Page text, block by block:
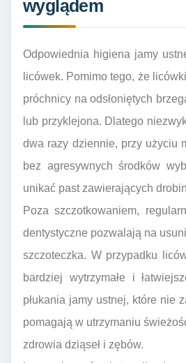
wyglądem
Odpowiednia higiena jamy
licówek. Pomimo tego, że
próchnicy na odsłoniętych
lub przyklejona. Dlatego
dwa razy dziennie, przy użyciu
bez agresywnych środków
unikać past zawierających
Poza szczotkowaniem,
dentystyczne pozwalają na
szczoteczka. W przypadku
bardziej wytrzymałe i
płukania jamy ustnej, które nie
pomagają w utrzymaniu
zdrowia dziąseł i zębów.